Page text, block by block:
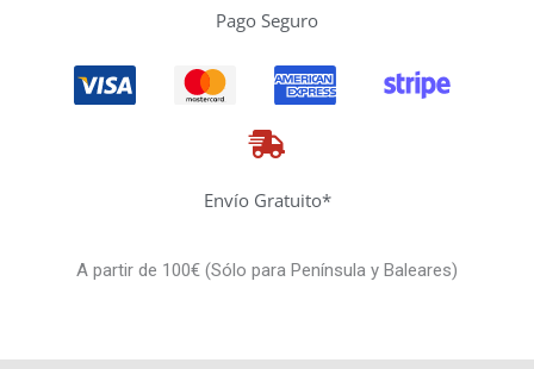
Pago Seguro
Envío Gratuito*
A partir de 100€ (Sólo para Península y Baleares)